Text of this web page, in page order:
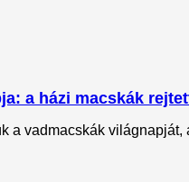
a házi macskák
a vadmacskák